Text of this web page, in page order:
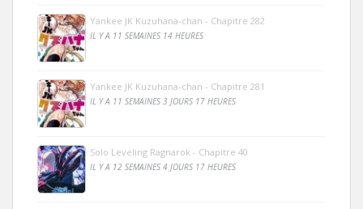
Yankee JK Kuzuhana-chan - Chapitre 282
IL Y A 11 SEMAINES 14 HEURES
Yankee JK Kuzuhana-chan - Chapitre 281
IL Y A 11 SEMAINES 3 JOURS 17 HEURES
Solo Leveling Ragnarok - Chapitre 40
IL Y A 12 SEMAINES 4 JOURS 17 HEURES